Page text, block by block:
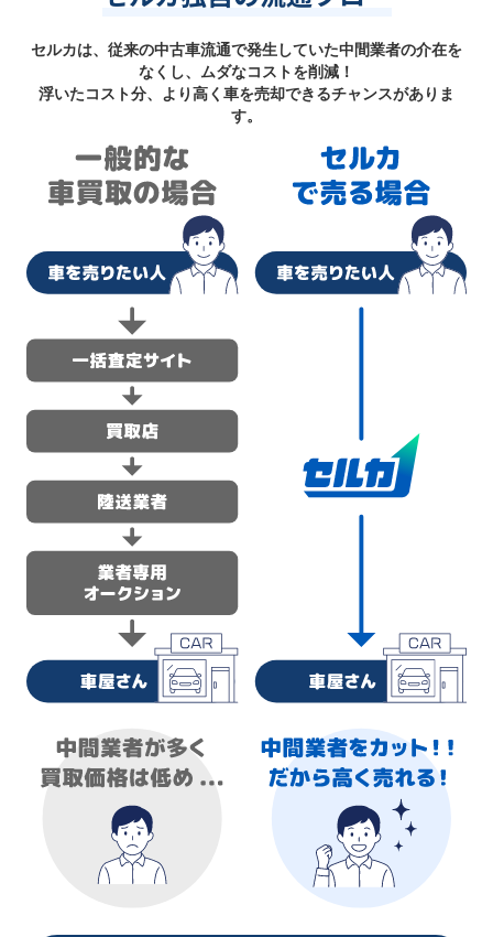
セルカは、従来の中古車流通で発生していた中間業者の介在を
なくし、ムダなコストを削減！
浮いたコスト分、より高く車を売却できるチャンスがありま
す。